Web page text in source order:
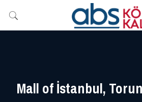
Mall of İstanbul,